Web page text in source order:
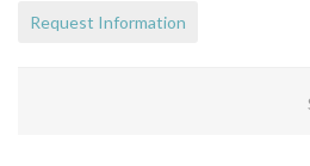
Request Information